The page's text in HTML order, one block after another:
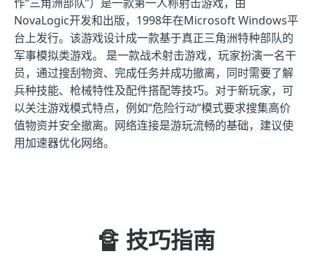
NovaLogic开发和出版，1998年在Microsoft Windows平
台上发行。该游戏设计成一款基于真正三角洲特种部队的
军事模拟类游戏。 是一款战术射击游戏，玩家扮演一名干
员，通过搜刮物资、完成任务并成功撤离，同时需要了解
兵种技能、枪械特性及配件搭配等技巧。对于新玩家，可
以关注游戏模式特点，例如“危险行动”模式要求搜集高价
值物资并安全撤离。网络连接是游玩流畅的基础，建议使
用加速器优化网络。
🔏 技巧指南